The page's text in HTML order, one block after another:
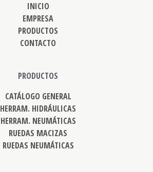
INICIO
EMPRESA
PRODUCTOS
CONTACTO
PRODUCTOS
CATÁLOGO GENERAL
HERRAM. HIDRÁULICAS
HERRAM. NEUMÁTICAS
RUEDAS MACIZAS
RUEDAS NEUMÁTICAS